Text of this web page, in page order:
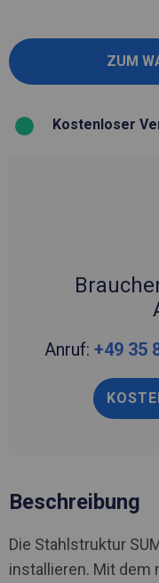
Kostenloser
Anruf: +49 35
Beschreibung
Die Stahlstruktur
installieren. Mit dem